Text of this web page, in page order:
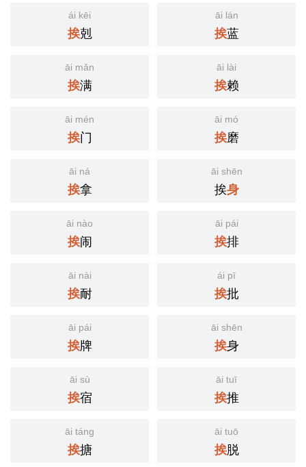
ái kēi
挨剋
āi lán
挨蓝
āi mǎn
挨满
āi lài
挨赖
āi mén
挨门
āi mó
挨磨
āi ná
挨拿
āi shēn
挨身
āi nào
挨闹
āi pái
挨排
āi nài
挨耐
ái pī
挨批
āi pái
挨牌
āi shēn
挨身
āi sù
挨宿
āi tuī
挨推
āi táng
挨搪
āi tuō
挨脱